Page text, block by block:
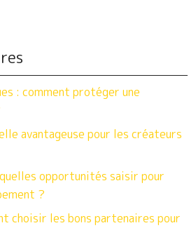
: comment protéger une
avantageuse pour les créateurs
opportunités saisir pour
?
choisir les bons partenaires pour